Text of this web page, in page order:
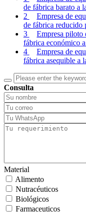
de fábrica barato a
2
Empresa de
de fábrica reducido
3
Empresa piloto
fábrica económico
4
Empresa de
fábrica asequible a
Consulta
Material
Alimento
Nutracéuticos
Biológicos
Farmaceuticos